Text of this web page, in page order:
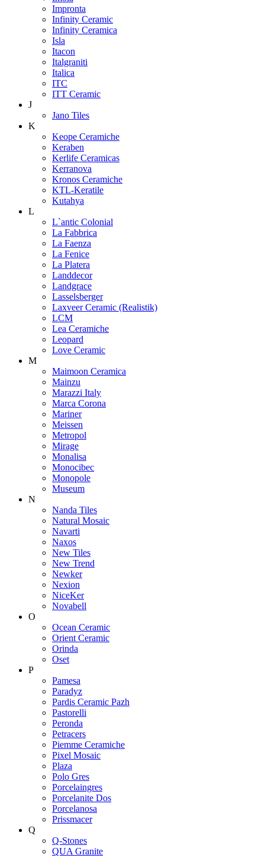
Impronta
Infinity Ceramic
Infinity Ceramica
Isla
Itacon
Italgraniti
Italica
ITC
ITT Ceramic
J
Jano Tiles
K
Keope Ceramiche
Keraben
Kerlife Ceramicas
Kerranova
Kronos Ceramiche
KTL-Keratile
Kutahya
L
L`antic Colonial
La Fabbrica
La Faenza
La Fenice
La Platera
Landdecor
Landgrace
Lasselsberger
Laxveer Ceramic (Realistik)
LCM
Lea Ceramiche
Leopard
Love Ceramic
M
Maimoon Ceramica
Mainzu
Marazzi Italy
Marca Corona
Mariner
Meissen
Metropol
Mirage
Monalisa
Monocibec
Monopole
Museum
N
Nanda Tiles
Natural Mosaic
Navarti
Naxos
New Tiles
New Trend
Newker
Nexion
NiceKer
Novabell
O
Ocean Ceramic
Orient Ceramic
Orinda
Oset
P
Pamesa
Paradyz
Pardis Ceramic Pazh
Pastorelli
Peronda
Petracers
Piemme Ceramiche
Pixel Mosaic
Plaza
Polo Gres
Porcelaingres
Porcelanite Dos
Porcelanosa
Prissmacer
Q
Q-Stones
QUA Granite